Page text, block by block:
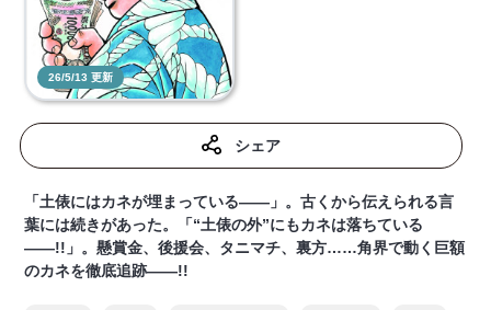
26/5/13 更新
シェア
「土俵にはカネが埋まっている――」。古くから伝えられる言
葉には続きがあった。「“土俵の外”にもカネは落ちている
――!!」。懸賞金、後援会、タニマチ、裏方……角界で動く巨額
のカネを徹底追跡――!!